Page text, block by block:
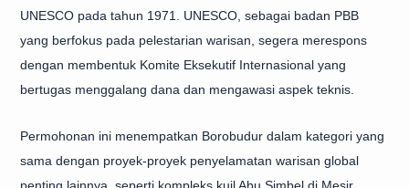
UNESCO pada tahun 1971. UNESCO, sebagai badan PBB
yang berfokus pada pelestarian warisan, segera merespons
dengan membentuk Komite Eksekutif Internasional yang
bertugas menggalang dana dan mengawasi aspek teknis.
Permohonan ini menempatkan Borobudur dalam kategori yang
sama dengan proyek-proyek penyelamatan warisan global